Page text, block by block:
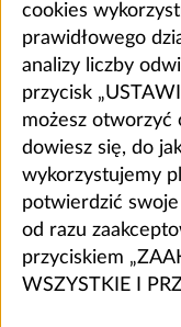
cookies
prawidłowego
analizy liczby
przycisk
możesz otworzyć
dowiesz się, do
wykorzystujemy
potwierdzić
od razu
przyciskiem
WSZYSTKIE I